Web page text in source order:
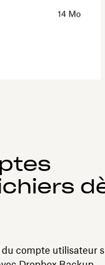
compte utilisateur